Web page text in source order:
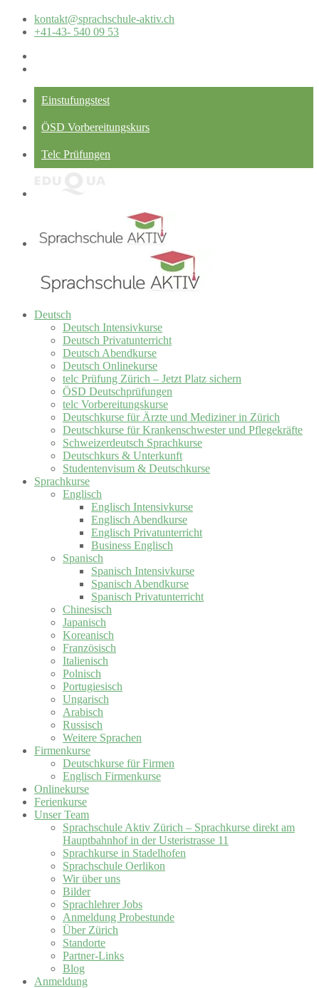
kontakt@sprachschule-aktiv.ch
+41-43- 540 09 53
Einstufungstest
ÖSD Vorbereitungskurs
Telc Prüfungen
Deutsch
Deutsch Intensivkurse
Deutsch Privatunterricht
Deutsch Abendkurse
Deutsch Onlinekurse
telc Prüfung Zürich – Jetzt Platz sichern
ÖSD Deutschprüfungen
telc Vorbereitungskurse
Deutschkurse für Ärzte und Mediziner in Zürich
Deutschkurse für Krankenschwester und Pflegekräfte
Schweizerdeutsch Sprachkurse
Deutschkurs & Unterkunft
Studentenvisum & Deutschkurse
Sprachkurse
Englisch
Englisch Intensivkurse
Englisch Abendkurse
Englisch Privatunterricht
Business Englisch
Spanisch
Spanisch Intensivkurse
Spanisch Abendkurse
Spanisch Privatunterricht
Chinesisch
Japanisch
Koreanisch
Französisch
Italienisch
Polnisch
Portugiesisch
Ungarisch
Arabisch
Russisch
Weitere Sprachen
Firmenkurse
Deutschkurse für Firmen
Englisch Firmenkurse
Onlinekurse
Ferienkurse
Unser Team
Sprachschule Aktiv Zürich – Sprachkurse direkt am
Hauptbahnhof in der Usteristrasse 11
Sprachkurse in Stadelhofen
Sprachschule Oerlikon
Wir über uns
Bilder
Sprachlehrer Jobs
Anmeldung Probestunde
Über Zürich
Standorte
Partner-Links
Blog
Anmeldung